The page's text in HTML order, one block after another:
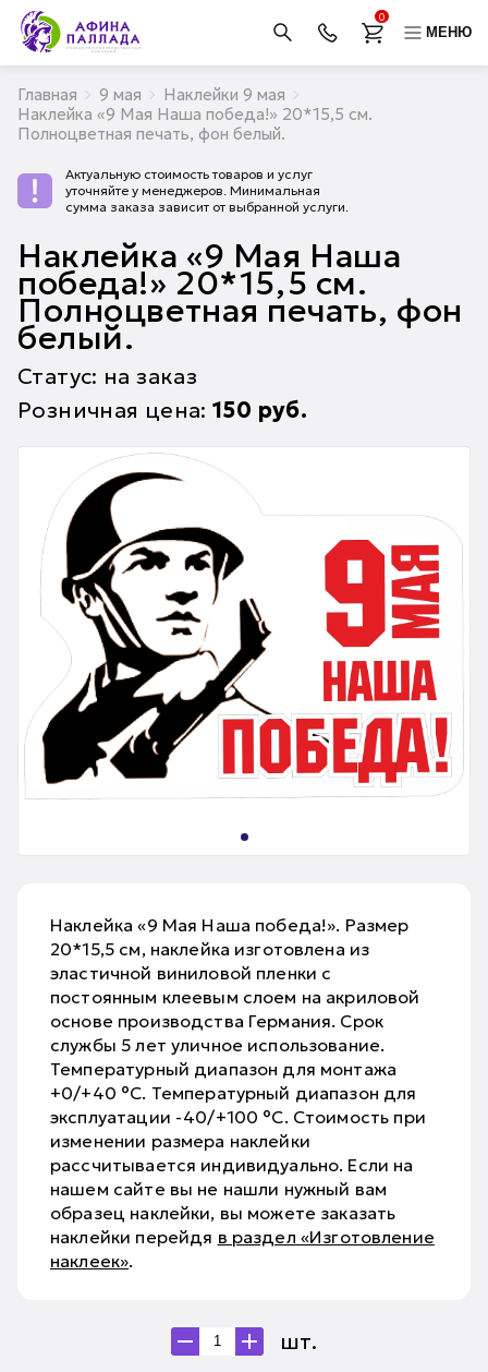
0
МЕНЮ
Главная 9 мая
Наклейки 9 мая
Наклейка «9 Мая Наша победа!» 20*15,5 см.
Полноцветная печать, фон белый.
Актуальную стоимость товаров и услуг
уточняйте у менеджеров. Минимальная
сумма заказа зависит от выбранной услуги.
Наклейка «9 Мая Наша
победа!» 20*15,5 см.
Полноцветная печать, фон
белый.
Статус: на заказ
Розничная цена:150 руб.
Наклейка «9 Мая Наша победа!». Размер
20*15,5 см, наклейка изготовлена из
эластичной виниловой пленки с
постоянным клеевым слоем на акриловой
основе производства Германия. Срок
службы 5 лет уличное использование.
Температурный диапазон для монтажа
+0/+40 °С. Температурный диапазон для
эксплуатации -40/+100 °С. Стоимость при
изменении размера наклейки
рассчитывается индивидуально. Если на
нашем сайте вы не нашли нужный вам
образец наклейки, вы можете заказать
наклейки перейдя в раздел «Изготовление
наклеек».
шт.